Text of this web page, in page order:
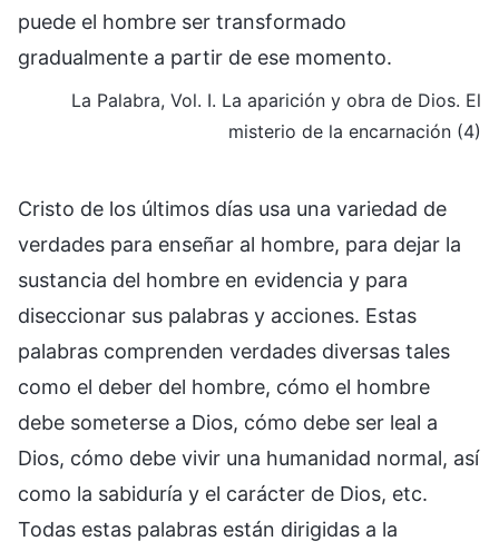
puede el hombre ser transformado
gradualmente a partir de ese momento.
La Palabra, Vol. I. La aparición y obra de Dios. El
misterio de la encarnación (4)
Cristo de los últimos días usa una variedad de
verdades para enseñar al hombre, para dejar la
sustancia del hombre en evidencia y para
diseccionar sus palabras y acciones. Estas
palabras comprenden verdades diversas tales
como el deber del hombre, cómo el hombre
debe someterse a Dios, cómo debe ser leal a
Dios, cómo debe vivir una humanidad normal, así
como la sabiduría y el carácter de Dios, etc.
Todas estas palabras están dirigidas a la